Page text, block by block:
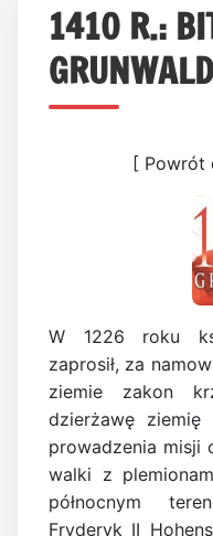
1410 R.:
[ Powrót
W 1226 roku
zaprosił, za
ziemie zakon
dzierżawę ziemię
prowadzenia misji
walki z
północnym
Fryderyk II